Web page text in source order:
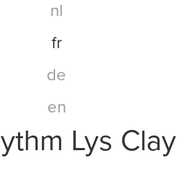
nl
fr
de
en
Lys Clay